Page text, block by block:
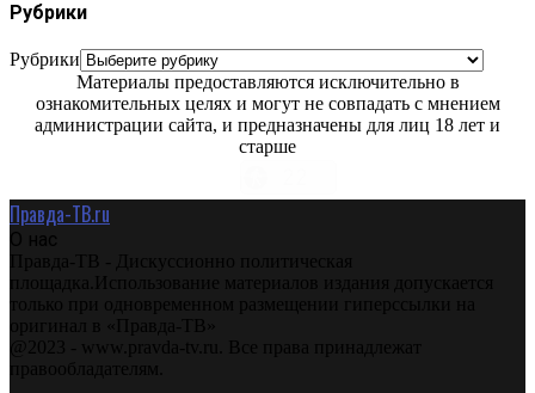
Рубрики
Рубрики
Материалы предоставляются исключительно в
ознакомительных целях и могут не совпадать с мнением
администрации сайта, и предназначены для лиц 18 лет и
старше
Правда-ТВ.ru
О нас
Правда-ТВ - Дискуссионно политическая
площадка.Использование материалов издания допускается
только при одновременном размещении гиперссылки на
оригинал в «Правда-ТВ»
@2023 - www.pravda-tv.ru. Все права принадлежат
правообладателям.